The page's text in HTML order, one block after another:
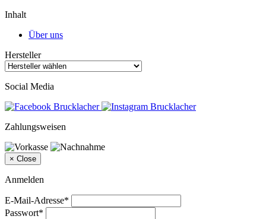
Inhalt
Über uns
Hersteller
Social Media
Zahlungsweisen
× Close
Anmelden
E-Mail-Adresse*
Passwort*